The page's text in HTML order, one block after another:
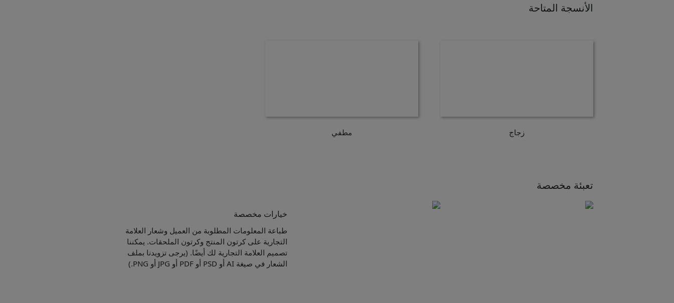
الأنسجة المتاحة
زجاج مطفي
تعبئة مخصصة
خيارات مخصصة
طباعة المعلومات المطلوبة من العميل وشعار العلامة
التجارية على كرتون المنتج وكرتون الملحقات. يمكننا
تصميم العلامة التجارية لك أيضًا. (يرجى تزويدنا بملف
الشعار في صيغة AI أو PSD أو PDF أو JPG أو PNG.)